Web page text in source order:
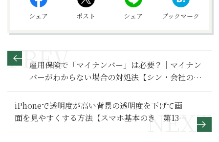
シェア ポスト シェア ブックマーク
雇用保険で「マイナンバー」は必要？｜マイナン
バーがわからない場合の対処法【シン・会社のマ
ナー】
iPhoneで透明度が高い背景の透明度を下げて画
面を見やすくする方法【スマホ基本のき 第133
回】